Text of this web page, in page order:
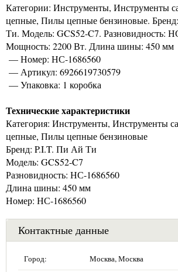
Категории: Инструменты, Инструменты
цепные, Пилы цепные бензиновые.
Ти. Модель: GCS52-C7. Разновидность:
Мощность: 2200 Вт. Длина шины: 450 мм
— Номер: НС-1686560
— Артикул: 6926619730579
— Упаковка: 1 коробка
Технические характеристики
Категория: Инструменты, Инструменты
цепные, Пилы цепные бензиновые
Бренд: P.I.T. Пи Ай Ти
Модель: GCS52-C7
Разновидность: НС-1686560
Длина шины: 450 мм
Номер: НС-1686560
Контактные данные
Город: Москва, Москва